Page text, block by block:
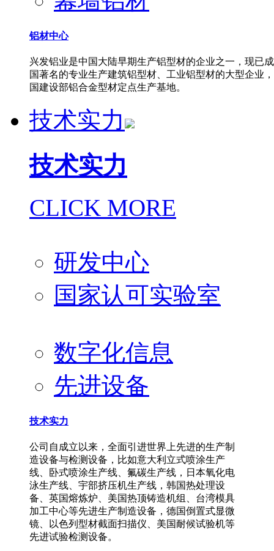
铝材中心
兴发铝业是中国大陆早期生产铝型材的企业之一，现已
国著名的专业生产建筑铝型材、工业铝型材的大型企业
国建设部铝合金型材定点生产基地。
技术实力
技术实力
CLICK MORE
研发中心
国家认可实验室
数字化信息
先进设备
技术实力
公司自成立以来，全面引进世界上先进的生产制
造设备与检测设备，比如意大利立式喷涂生产
线、卧式喷涂生产线、氟碳生产线，日本氧化电
泳生产线、宇部挤压机生产线，韩国热处理设
备、英国熔炼炉、美国热顶铸造机组、台湾模具
加工中心等先进生产制造设备，德国倒置式显微
镜、以色列型材截面扫描仪、美国耐候试验机等
先进试验检测设备。